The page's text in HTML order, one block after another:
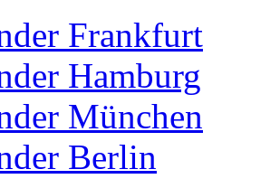
Frankfurt
Hamburg
München
Berlin